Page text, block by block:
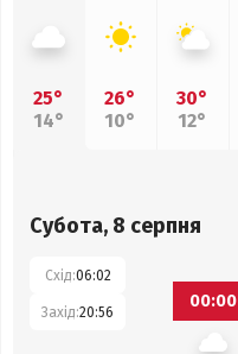
25°
14°
26°
10°
30°
12°
Субота, 8 серпня
Схід:06:02
Захід:20:56
00:00